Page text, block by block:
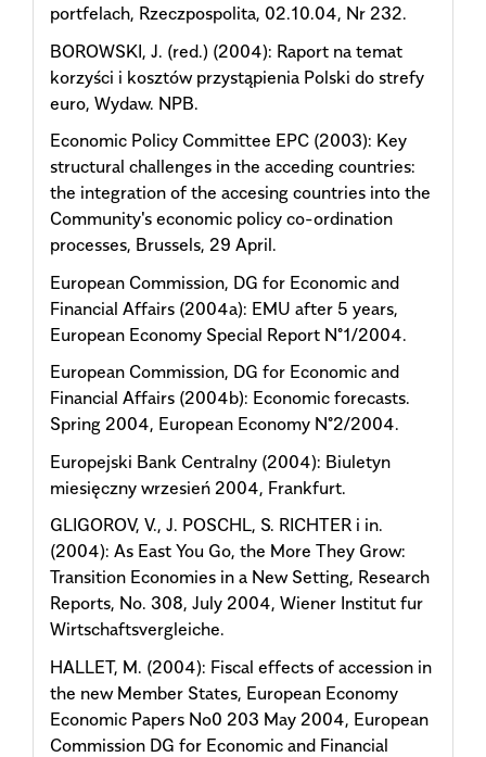
portfelach, Rzeczpospolita, 02.10.04, Nr 232.
BOROWSKI, J. (red.) (2004): Raport na temat
korzyści i kosztów przystąpienia Polski do strefy
euro, Wydaw. NPB.
Economic Policy Committee EPC (2003): Key
structural challenges in the acceding countries:
the integration of the accesing countries into the
Community's economic policy co-ordination
processes, Brussels, 29 April.
European Commission, DG for Economic and
Financial Affairs (2004a): EMU after 5 years,
European Economy Special Report N°1/2004.
European Commission, DG for Economic and
Financial Affairs (2004b): Economic forecasts.
Spring 2004, European Economy N°2/2004.
Europejski Bank Centralny (2004): Biuletyn
miesięczny wrzesień 2004, Frankfurt.
GLIGOROV, V., J. POSCHL, S. RICHTER i in.
(2004): As East You Go, the More They Grow:
Transition Economies in a New Setting, Research
Reports, No. 308, July 2004, Wiener Institut fur
Wirtschaftsvergleiche.
HALLET, M. (2004): Fiscal effects of accession in
the new Member States, European Economy
Economic Papers No0 203 May 2004, European
Commission DG for Economic and Financial